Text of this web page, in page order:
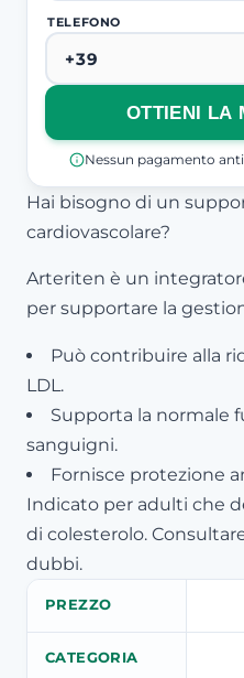
TELEFONO
OTTIENI LA
Nessun pagamento
Hai bisogno di un
cardiovascolare?
Arteriten è un
per supportare la
Può contribuire alla
LDL.
Supporta la normale
sanguigni.
Fornisce protezione
Indicato per adulti che
di colesterolo.
dubbi.
PREZZO
CATEGORIA